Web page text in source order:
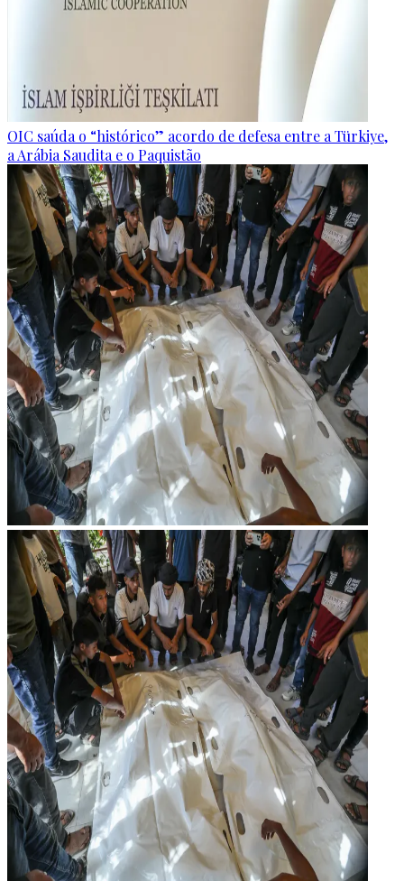
OIC saúda o “histórico” acordo de defesa entre a Türkiye,
a Arábia Saudita e o Paquistão